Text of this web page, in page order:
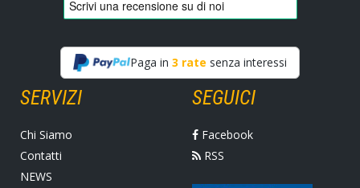
Paga in 3 rate senza interessi
SERVIZI
Chi Siamo
Contatti
NEWS
SEGUICI
Facebook
RSS